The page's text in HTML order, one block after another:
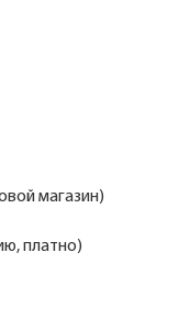
магазин)
платно)